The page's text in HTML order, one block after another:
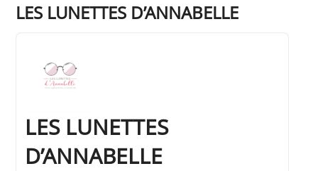
LES LUNETTES D’ANNABELLE
LES LUNETTES
D’ANNABELLE